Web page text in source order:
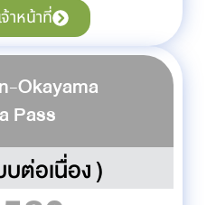
าหน้าที่
Okayama
Pass
ต่อเนื่อง )